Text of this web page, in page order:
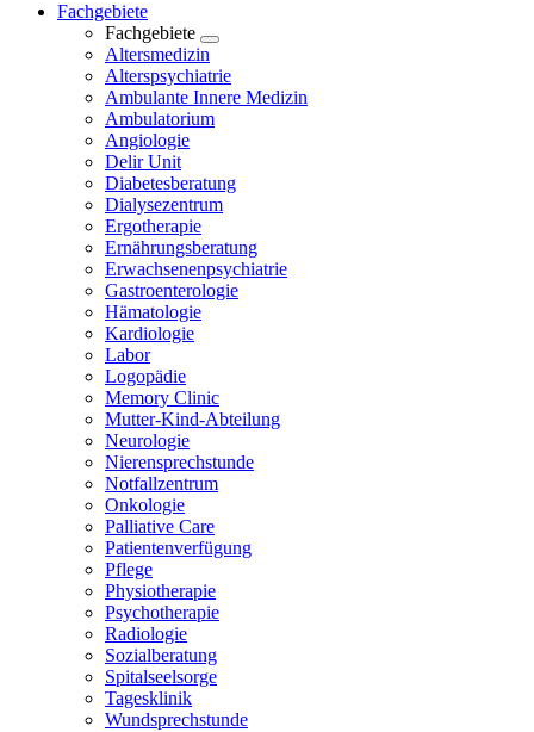
Fachgebiete
Fachgebiete
Altersmedizin
Alterspsychiatrie
Ambulante Innere Medizin
Ambulatorium
Angiologie
Delir Unit
Diabetesberatung
Dialysezentrum
Ergotherapie
Ernährungsberatung
Erwachsenenpsychiatrie
Gastroenterologie
Hämatologie
Kardiologie
Labor
Logopädie
Memory Clinic
Mutter-Kind-Abteilung
Neurologie
Nierensprechstunde
Notfallzentrum
Onkologie
Palliative Care
Patientenverfügung
Pflege
Physiotherapie
Psychotherapie
Radiologie
Sozialberatung
Spitalseelsorge
Tagesklinik
Wundsprechstunde